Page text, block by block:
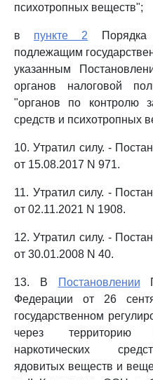
психотропных веществ";
в пункте 2 Порядка
подлежащим
указанным
органов налоговой
"органов по контролю
средств и психотропных
10. Утратил силу. -
от 15.08.2017 N 971.
11. Утратил силу. -
от 02.11.2021 N 1908.
12. Утратил силу. -
от 30.01.2008 N 40.
13. В Постановлении
Федерации от 26
государственном
через территорию
наркотических
ядовитых веществ и